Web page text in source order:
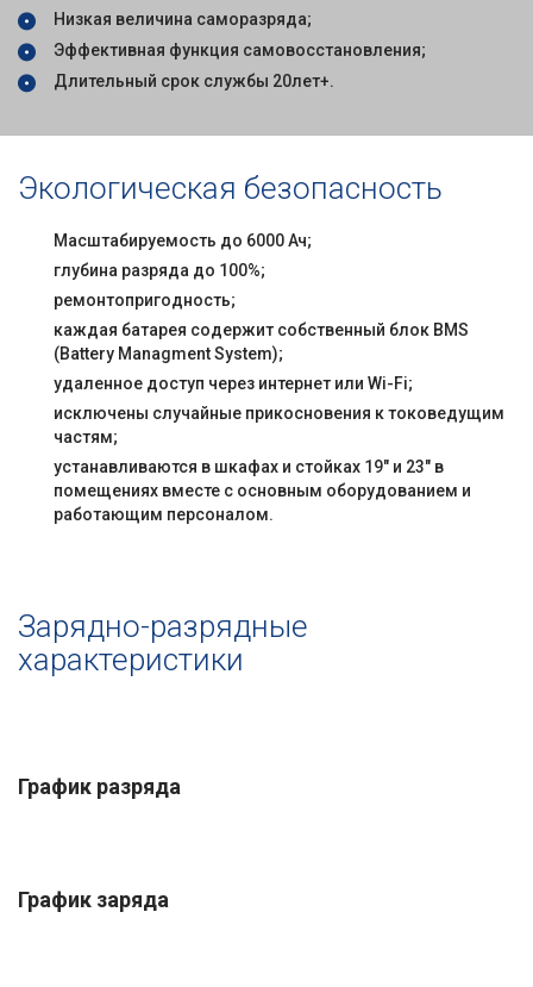
Низкая величина саморазряда;
Эффективная функция самовосстановления;
Длительный срок службы 20лет+.
Экологическая безопасность
Масштабируемость до 6000 Ач;
глубина разряда до 100%;
ремонтопригодность;
каждая батарея содержит собственный блок BMS
(Battery Managment System);
удаленное доступ через интернет или Wi-Fi;
исключены случайные прикосновения к токоведущим
частям;
устанавливаются в шкафах и стойках 19" и 23" в
помещениях вместе с основным оборудованием и
работающим персоналом.
Зарядно-разрядные
характеристики
График разряда
График заряда